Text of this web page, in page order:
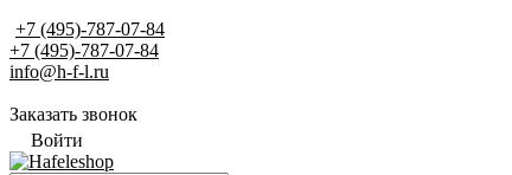
+7 (495)-787-07-84
+7 (495)-787-07-84
info@h-f-l.ru
Заказать звонок
Войти